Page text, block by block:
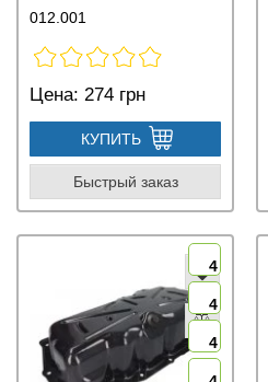
012.001
Цена: 274 грн
КУПИТЬ
Быстрый заказ
4
4
4